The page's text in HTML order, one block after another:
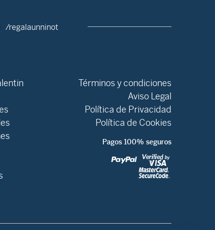
/regalaunninot
Términos y condiciones
Aviso Legal
Política de Privacidad
Política de Cookies
Pagos 100% seguros